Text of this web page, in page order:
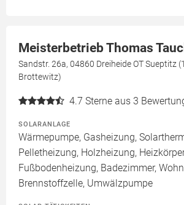
Meisterbetrieb Thomas
Sandstr. 26a, 04860 Dreiheide OT Sueptitz
Brottewitz)
4.7 Sterne aus 3
SOLARANLAGE
Wärmepumpe, Gasheizung,
Pelletheizung, Holzheizung,
Fußbodenheizung, Badezimmer,
Brennstoffzelle, Umwälzpumpe